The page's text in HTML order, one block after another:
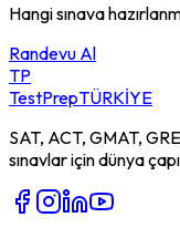
Hangi sınava
Randevu Al
TP
TestPrepTÜRKİYE
SAT, ACT, GMAT,
sınavlar için dünya